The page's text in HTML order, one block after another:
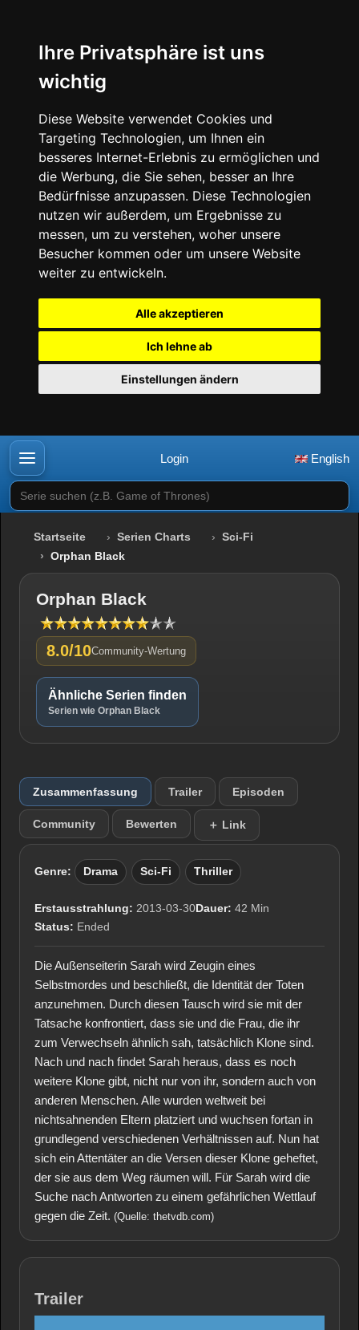
Ihre Privatsphäre ist uns
wichtig
Diese Website verwendet Cookies und
Targeting Technologien, um Ihnen ein
besseres Internet-Erlebnis zu ermöglichen und
die Werbung, die Sie sehen, besser an Ihre
Bedürfnisse anzupassen. Diese Technologien
nutzen wir außerdem, um Ergebnisse zu
messen, um zu verstehen, woher unsere
Besucher kommen oder um unsere Website
weiter zu entwickeln.
Alle akzeptieren
Ich lehne ab
Einstellungen ändern
Login English
Serie suchen (z.B. Game of Thrones)
Startseite Serien Charts
Sci-Fi
Orphan Black
Orphan Black
8.0/10Community-Wertung
Ähnliche Serien finden
Serien wie Orphan Black
Zusammenfassung Trailer Episoden
Community Bewerten ＋ Link
Genre: Drama Sci-Fi Thriller
Erstausstrahlung: 2013-03-30Dauer: 42 Min
Status: Ended
Die Außenseiterin Sarah wird Zeugin eines
Selbstmordes und beschließt, die Identität der Toten
anzunehmen. Durch diesen Tausch wird sie mit der
Tatsache konfrontiert, dass sie und die Frau, die ihr
zum Verwechseln ähnlich sah, tatsächlich Klone sind.
Nach und nach findet Sarah heraus, dass es noch
weitere Klone gibt, nicht nur von ihr, sondern auch von
anderen Menschen. Alle wurden weltweit bei
nichtsahnenden Eltern platziert und wuchsen fortan in
grundlegend verschiedenen Verhältnissen auf. Nun hat
sich ein Attentäter an die Versen dieser Klone geheftet,
der sie aus dem Weg räumen will. Für Sarah wird die
Suche nach Antworten zu einem gefährlichen Wettlauf
gegen die Zeit. (Quelle: thetvdb.com)
Trailer